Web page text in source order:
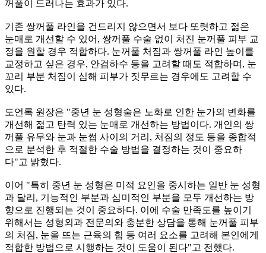
꺼풀이 드러나는 효과가 있다.
기존 쌍꺼풀 라인을 건드리지 않으면서 보다 또렷하고 젊은
눈매로 개선할 수 있어, 쌍꺼풀 수술 없이 처진 눈꺼풀 피부 교
정을 원할 경우 적합하다. 눈꺼풀 처짐과 쌍꺼풀 라인 높이를
교정하고 싶은 경우, 안검하수 등을 고려할 때도 적합하며, 눈
꼬리 부분 처짐이 심해 피부가 짓무르는 경우에도 고려할 수
있다.
도언록 원장은 "중년 눈 성형술은 노화로 인한 눈가의 변화를
개선해 젊고 탄력 있는 눈매로 개선하는 방법이다. 개인의 쌍
꺼풀 유무와 눈과 눈썹 사이의 거리, 처짐의 정도 등을 종합적
으로 분석한 후 적절한 수술 방법을 결정하는 것이 중요하
다"고 밝혔다.
이어 "특히 중년 눈 성형은 미적 요인을 중시하는 일반 눈 성형
과 달리, 기능적인 부분과 심미적인 부분을 모두 개선하는 방
향으로 진행되는 것이 중요하다. 이에 수술 만족도를 높이기
위해서는 성형외과 전문의와 충분한 상담을 통해 눈꺼풀 피부
의 처짐, 눈을 뜨는 근육의 힘 등 여러 요소를 고려해 본인에게
적합한 방법으로 시행하는 것이 도움이 된다"고 전했다.